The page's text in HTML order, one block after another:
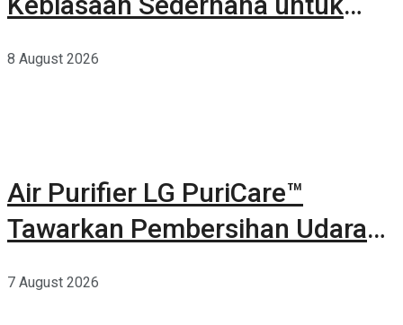
8 August 2026
Air Purifier LG PuriCare™
Tawarkan Pembersihan Udara
7 August 2026